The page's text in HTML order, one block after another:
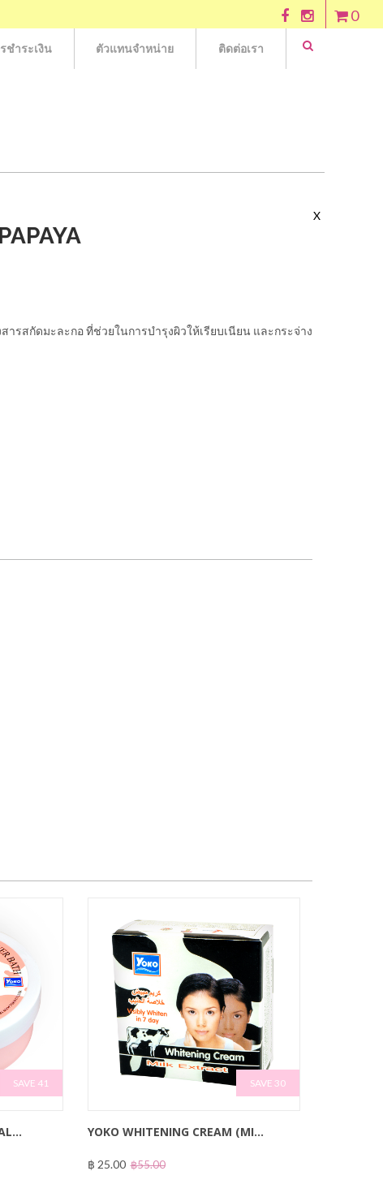
0
ชำระเงิน ตัวแทนจำหน่าย ติดต่อเรา
X
รสกัดมะละกอ ที่ช่วยในการบำรุงผิวให้เรียบเนียน และกระจ่าง
SAVE 41 SAVE 30
YOKO WHITENING CREAM (MI...
฿ 25.00฿55.00